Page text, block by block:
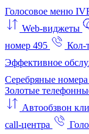
Голосовое меню
Web-виджеты
номер 495
Кол-
Эффективное
Серебряные номера
Золотые
Автообзвон
call-центра